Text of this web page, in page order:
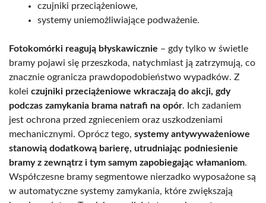
czujniki przeciążeniowe,
systemy uniemożliwiające podważenie.
Fotokomórki reagują błyskawicznie – gdy tylko w świetle
bramy pojawi się przeszkoda, natychmiast ją zatrzymują, co
znacznie ogranicza prawdopodobieństwo wypadków. Z
kolei czujniki przeciążeniowe wkraczają do akcji, gdy
podczas zamykania brama natrafi na opór. Ich zadaniem
jest ochrona przed zgnieceniem oraz uszkodzeniami
mechanicznymi. Oprócz tego, systemy antywyważeniowe
stanowią dodatkową barierę, utrudniając podniesienie
bramy z zewnątrz i tym samym zapobiegając włamaniom.
Współczesne bramy segmentowe nierzadko wyposażone są
w automatyczne systemy zamykania, które zwiększają